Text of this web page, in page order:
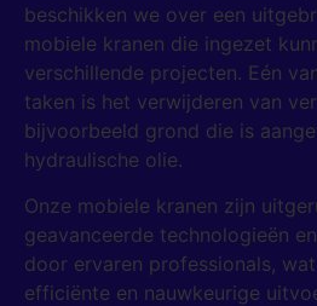
beschikken we over een
mobiele kranen die ingezet
verschillende projecten. Eén
taken is het verwijderen van
bijvoorbeeld grond die is
hydraulische olie.
Onze mobiele kranen zijn
geavanceerde technologieën
door ervaren professionals,
efficiënte en nauwkeurige